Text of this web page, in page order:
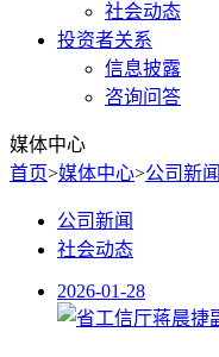
社会动态
投资者关系
信息披露
咨询问答
媒体中心
首页>媒体中心>公司新闻
公司新闻
社会动态
2026-01-28